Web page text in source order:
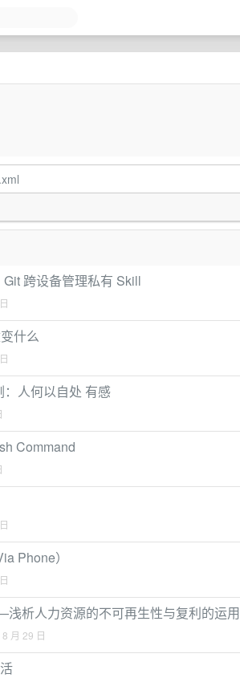
跨设备管理私有 Skill
什么
人何以自处 有感
Command
Phone）
析人力资源的不可再生性与复利的运用
月 29 日